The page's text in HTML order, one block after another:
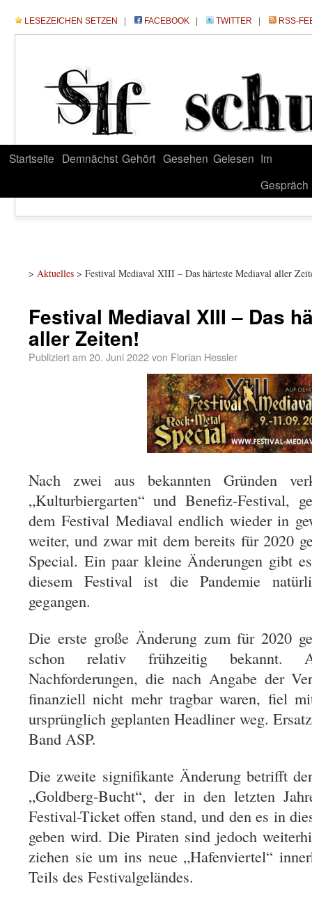
LESEZEICHEN SETZEN FACEBOOK TWITTER RSS-
Startseite Demnächst Gehört Gesehen Gelesen Im
Gespräch
> Aktuelles > Festival Mediaval XIII – Das härteste Mediaval aller
Festival Mediaval XIII – Das
aller Zeiten!
Publiziert am 20. Juni 2022von Florian Hessler
Nach zwei aus bekannten Gründen
„Kulturbiergarten“ und Benefiz-Festival,
dem Festival Mediaval endlich wieder in
weiter, und zwar mit dem bereits für 2020
Special. Ein paar kleine Änderungen gibt
diesem Festival ist die Pandemie
gegangen.
Die erste große Änderung zum für 2020
schon relativ frühzeitig bekannt.
Nachforderungen, die nach Angabe der
finanziell nicht mehr tragbar waren, fiel
ursprünglich geplanten Headliner weg.
Band ASP.
Die zweite signifikante Änderung betrifft
„Goldberg-Bucht“, der in den letzten
Festival-Ticket offen stand, und den es in
geben wird. Die Piraten sind jedoch
ziehen sie um ins neue „Hafenviertel“
Teils des Festivalgeländes.